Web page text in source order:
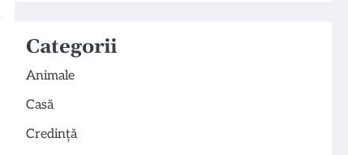
Categorii
Animale
Casă
Credință